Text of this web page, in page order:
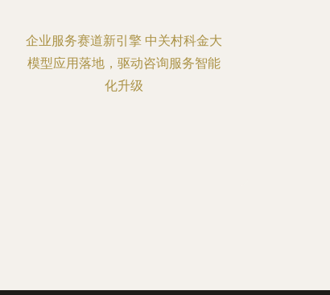
企业服务赛道新引擎 中关村科金大
模型应用落地，驱动咨询服务智能
化升级